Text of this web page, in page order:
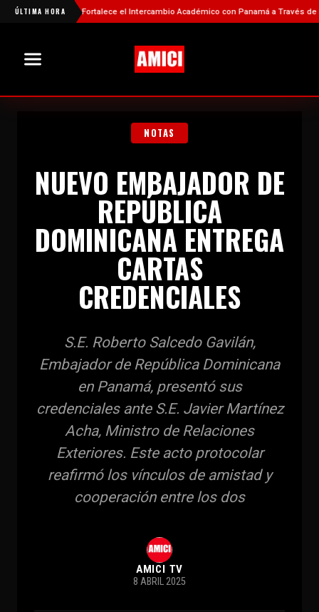
ÚLTIMA HORA
China Fortalece el Intercambio Académico con Panamá a Través de
NOTAS
NUEVO EMBAJADOR DE
REPÚBLICA
DOMINICANA ENTREGA
CARTAS
CREDENCIALES
S.E. Roberto Salcedo Gavilán,
Embajador de República Dominicana
en Panamá, presentó sus
credenciales ante S.E. Javier Martínez
Acha, Ministro de Relaciones
Exteriores. Este acto protocolar
reafirmó los vínculos de amistad y
cooperación entre los dos
AMICI TV
8 ABRIL 2025